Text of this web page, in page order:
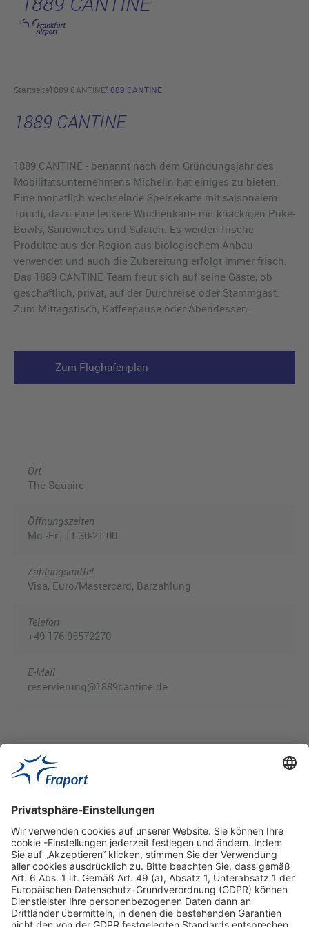
Hauptinhalt anspringen
Startseite1889 CANTINE1889 CANTINE
1889 CANTINE
1889 CANTINE - benannt nach dem Gründungsjahr des
Mobilitätsunternehmens Michelin hat einiges zu bieten:
Eine monatlich wechselnde Speisekarte mit saisonalem
Touch, dazu eine leckere Wochenkarte mit knackigen Poke-
Bowls, Sandwiches und Salaten. Es werden frische
Produkte aus der Region aus biologischem Anbau
verwendet und auch die Zubereitung erfolgt immer frisch.
Das 1889 CANTINE Team freut sich auf seine Gäste, ob
geschäftlich, privat, auf der Durchreise oder Stammgast.
Zum Mittagstisch, Kaffeepause oder Abendessen.
Zum Flughafenplan
Ort
The Squaire
Öffnungszeiten
Mo.-Fr., 11:30-21:00
Zahlungsmittel
Visa, Euro/Mastercard, Barzahlung
Telefon
+49 176 95572270
E-Mail
reservierung@1889cantine.de
Hilfreiche Links
Online einkaufen & buchen